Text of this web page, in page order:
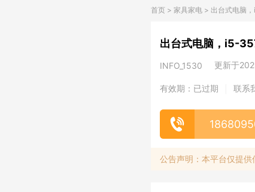
首页 > 家具家电 > 出台式电脑
出台式电脑，i5-
INFO_1530 更新于
有效期：已过期 联系
公告声明：本平台仅提